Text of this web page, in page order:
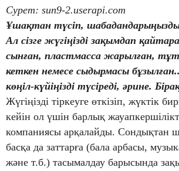
Сурет: sun9-2.userapi.com
Ұшақтан түсіп,
Ал сізге жүгіңізді зақымдап
сынған, пластмасса жарылған,
кеткен немесе сыдырмасы
көңіл-күйіңізді түсіреді, әрине.
Жүгіңізді тіркеуге өткізіп, жүктік
кейін ол үшін барлық
компаниясы арқалайды. Сондықтан
басқа да заттарға (бала арбасы,
және т.б.) тасымалдау барысында